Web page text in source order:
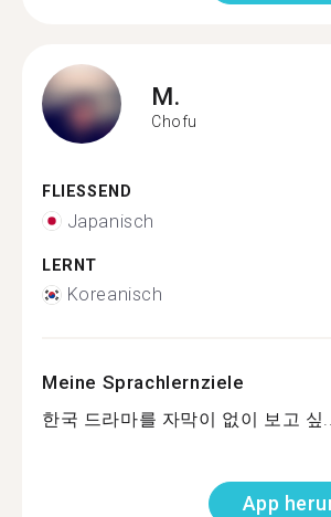
M.
Chofu
FLIESSEND
Japanisch
LERNT
Koreanisch
Meine Sprachlernziele
한국 드라마를 자막이 없이 보고 싶
App